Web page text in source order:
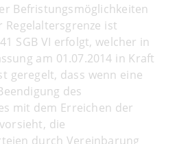
Befristungsmöglichkeiten
Regelaltersgrenze ist
SGB VI erfolgt, welcher in
am 01.07.2014 in Kraft
geregelt, dass wenn eine
des
mit dem Erreichen der
die
durch Vereinbarung